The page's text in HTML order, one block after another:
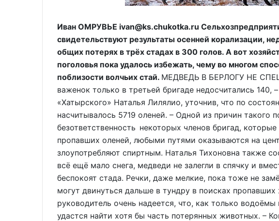
Иван ОМРУВЬЕ ivan@ks.chukotka.ru
свидетельствуют результаты осенней корализации,
общих потерях в трёх стадах в 300 голов. А вот
поголовья пока удалось избежать, чему во многом
поблизости волчьих стай. МЕДВЕДЬ В БЕРЛОГУ НЕ
важенок только в третьей бригаде недосчитались 140,
«Хатырского» Наталья Лилялио, уточнив, что по
насчитывалось 5719 оленей. – Одной из причин такого
безответственность некоторых членов бригад,
пропавших оленей, любыми путями оказываются на
злоупотребляют спиртным. Наталья Тихоновна также
всё ещё мало снега, медведи не залегли в спячку и
беспокоят стада. Речки, даже мелкие, пока тоже не
могут двинуться дальше в тундру в поисках
руководитель очень надеется, что, как только
удастся найти хотя бы часть потерянных животных. –